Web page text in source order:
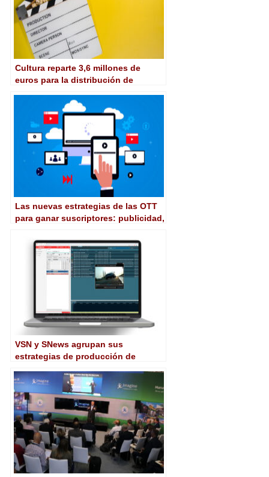
Cultura reparte 3,6 millones de
euros para la distribución de
iberoamericanas
Las nuevas estrategias de las OTT
para ganar suscriptores: publicidad,
contraseñas…
VSN y SNews agrupan sus
estrategias de producción de